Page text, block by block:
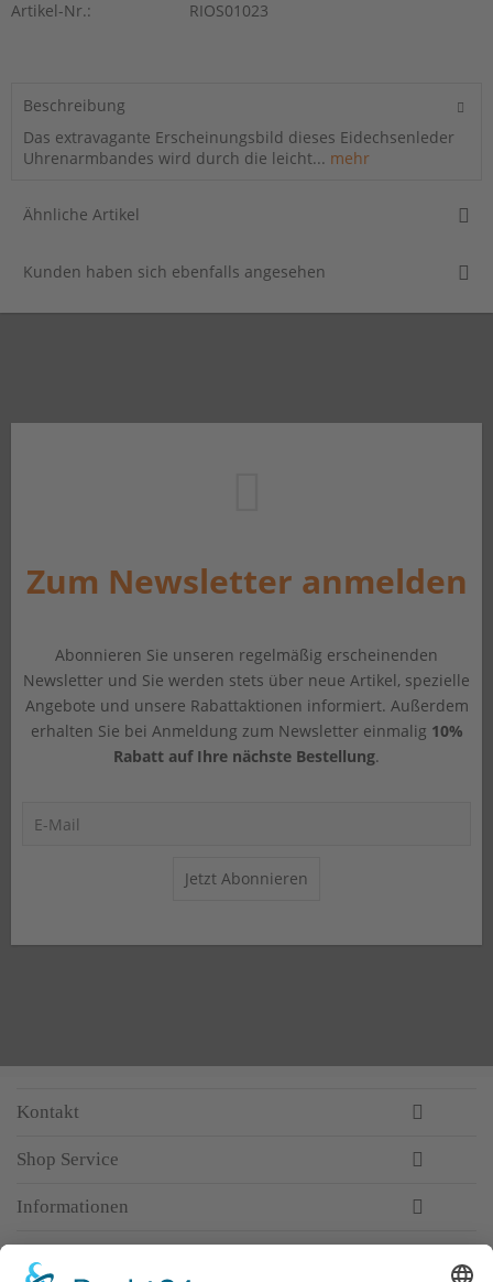
Artikel-Nr.: RIOS01023
Beschreibung
Das extravagante Erscheinungsbild dieses Eidechsenleder
Uhrenarmbandes wird durch die leicht... mehr
Ähnliche Artikel
Kunden haben sich ebenfalls angesehen
Zum Newsletter anmelden
Abonnieren Sie unseren regelmäßig erscheinenden
Newsletter und Sie werden stets über neue Artikel, spezielle
Angebote und unsere Rabattaktionen informiert. Außerdem
erhalten Sie bei Anmeldung zum Newsletter einmalig 10%
Rabatt auf Ihre nächste Bestellung.
Jetzt Abonnieren
Kontakt
Shop Service
Informationen